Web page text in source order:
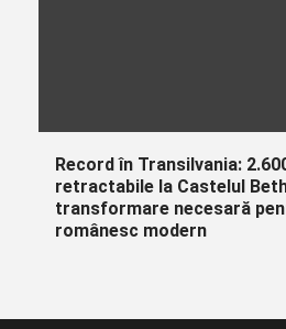
Record în Transilvania:
retractabile la Castelul
transformare necesară
românesc modern